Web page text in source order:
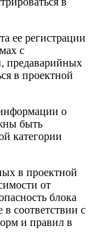
ее регистрации
с
предаварийных
в проектной
о
быть
категории
в проектной
от
блока
соответствии с
и правил в